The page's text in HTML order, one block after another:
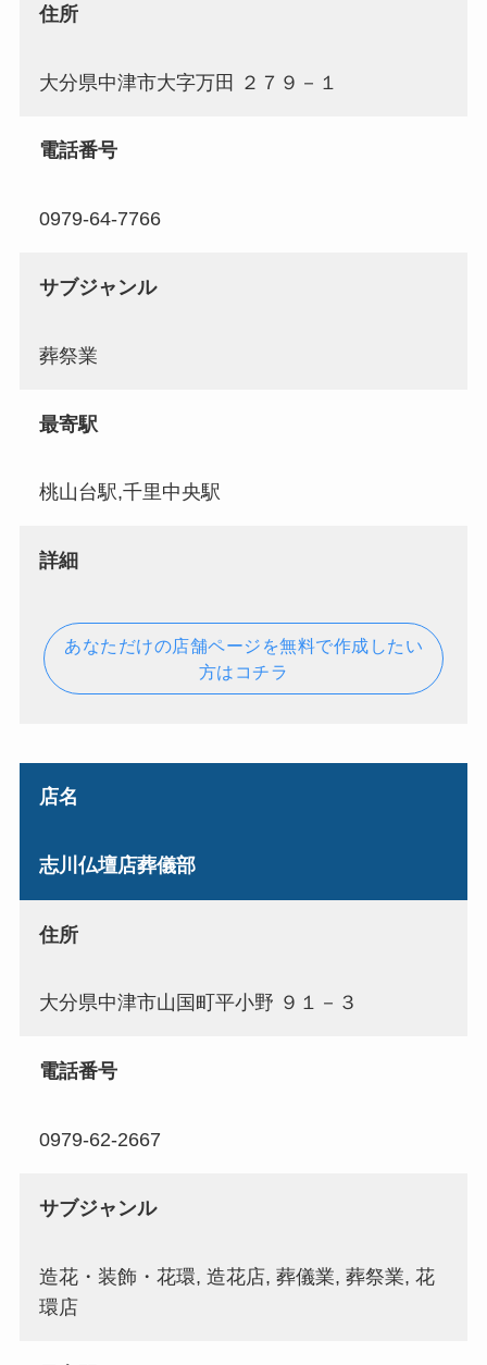
住所
大分県中津市大字万田 ２７９－１
電話番号
0979-64-7766
サブジャンル
葬祭業
最寄駅
桃山台駅,千里中央駅
詳細
あなただけの店舗ページを無料で作成したい
方はコチラ
店名
志川仏壇店葬儀部
住所
大分県中津市山国町平小野 ９１－３
電話番号
0979-62-2667
サブジャンル
造花・装飾・花環, 造花店, 葬儀業, 葬祭業, 花
環店